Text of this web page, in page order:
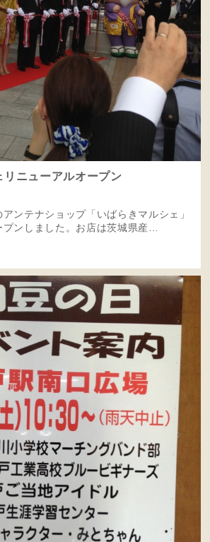
ニューアルオープン
ンテナショップ「いばらきマルシェ」
プンしました。お店は茨城県産…